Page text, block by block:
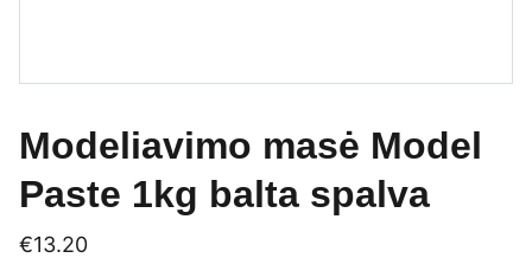
Modeliavimo masė Model
Paste 1kg balta spalva
€13.20